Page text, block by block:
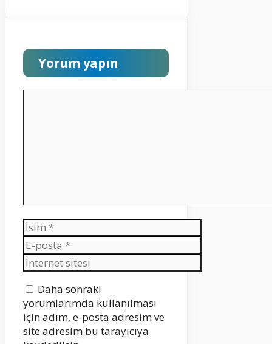
Yorum yapın
İsim
E-
posta
İnternet
sitesi
Daha sonraki
yorumlarımda kullanılması
için adım, e-posta adresim ve
site adresim bu tarayıcıya